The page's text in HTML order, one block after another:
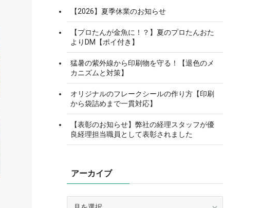
【2026】夏季休業のお知らせ
【プロたんが金魚に！？】夏のプロたんおた
よりDM【ポイ付き】
猛暑の紫外線から印刷物を守る！【退色のメ
カニズムと対策】
オリジナルのフレークシールの作り方【印刷
から袋詰めまで一貫対応】
【表彰のお知らせ】弊社の経理スタッフが優
良経理担当職員として表彰されました
アーカイブ